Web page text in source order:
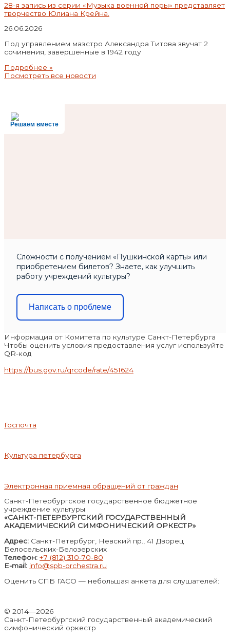
28-я запись из серии «Музыка военной поры» представляет
творчество Юлиана Крейна.
26.06.2026
Под управлением маэстро Александра Титова звучат 2
сочинения, завершенные в 1942 году
Подробнее »
Посмотреть все новости
Решаем вместе
Сложности с получением «Пушкинской карты» или
приобретением билетов? Знаете, как улучшить
работу учреждений культуры?
Написать о проблеме
Информация от Комитета по культуре Санкт-Петербурга
Чтобы оценить условия предоставления услуг используйте
QR-код
https://bus.gov.ru/qrcode/rate/451624
Госпочта
Культура петербурга
Электронная приемная обращений от граждан
Санкт-Петербургское государственное бюджетное
учреждение культуры
«САНКТ-ПЕТЕРБУРГСКИЙ ГОСУДАРСТВЕННЫЙ
АКАДЕМИЧЕСКИЙ СИМФОНИЧЕСКИЙ ОРКЕСТР»
Адрес: Санкт-Петербург, Невский пр., 41 Дворец
Белосельских-Белозерских
Телефон: +7 (812) 310-70-80
E-mail: info@spb-orchestra.ru
Оценить СПБ ГАСО — небольшая анкета для слушателей:
© 2014—2026
Санкт-Петербургский государственный академический
симфонический оркестр